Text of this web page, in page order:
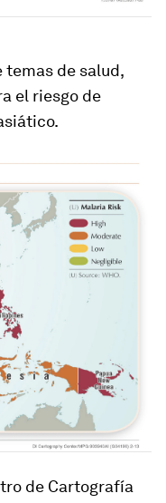
temas de salud,
el riesgo de
de Cartografía